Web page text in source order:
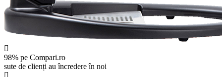
98% pe Compari.ro
sute de clienți au încredere în noi